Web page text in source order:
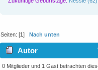
Seiten: [1] Nach unten
Autor
0 Mitglieder und 1 Gast betrachten